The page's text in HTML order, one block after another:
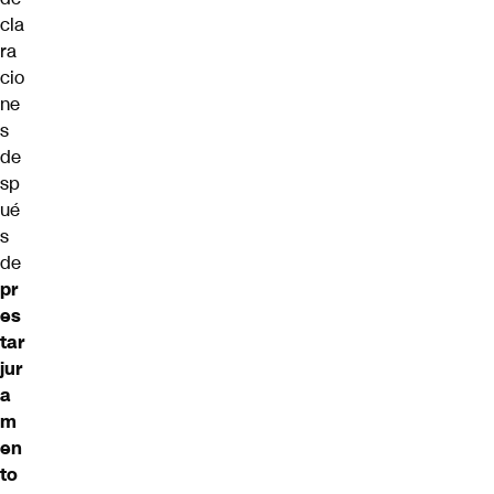
cla
ra
cio
ne
s
de
sp
ué
s
de
pr
es
tar
jur
a
m
en
to